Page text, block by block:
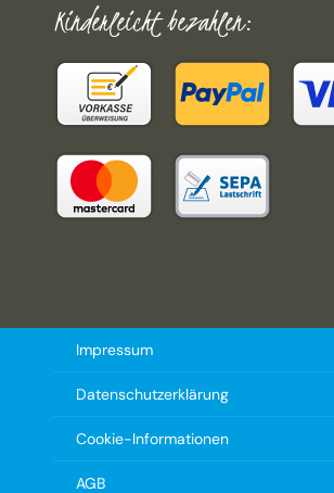
Kinderleicht bezahlen:
Impressum
Datenschutzerklärung
Cookie-Informationen
AGB